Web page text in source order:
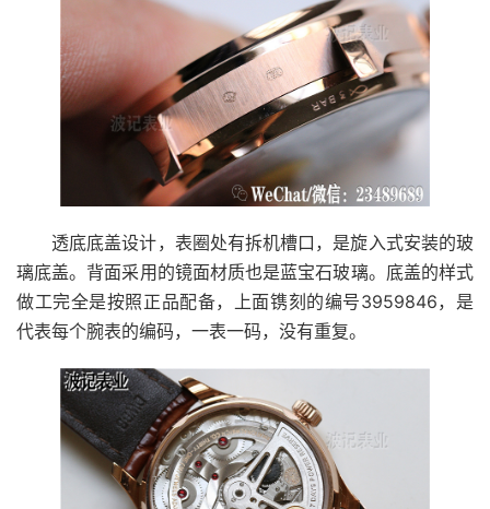
透底底盖设计，表圈处有拆机槽口，是旋入式安装的玻
璃底盖。背面采用的镜面材质也是蓝宝石玻璃。底盖的样式
做工完全是按照正品配备，上面镌刻的编号3959846，是
代表每个腕表的编码，一表一码，没有重复。